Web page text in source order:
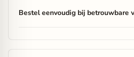
Bestel eenvoudig bij betrouwbare